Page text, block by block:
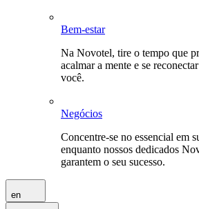
Bem-estar
Na Novotel, tire o tempo que
acalmar a mente e se
você.
Negócios
Concentre-se no essencial em
enquanto nossos dedicados
garantem o seu sucesso.
en